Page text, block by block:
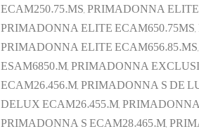
ECAM250.75.MS, PRIMADONNA
PRIMADONNA ELITE
PRIMADONNA ELITE
ESAM6850.M, PRIMADONNA
ECAM26.456.M, PRIMADONNA S DE
DELUX ECAM26.455.M,
PRIMADONNA S ECAM28.465.M,